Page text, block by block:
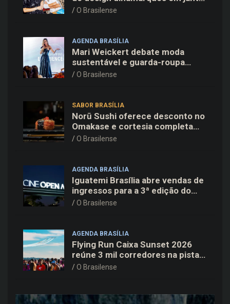
exclusivo no restaurante Daphne
O Brasilense
AGENDA BRASÍLIA
Mari Weickert debate moda
sustentável e guarda-roupa
inteligente no ParkShopping
O Brasilense
SABOR BRASÍLIA
Norū Sushi oferece desconto no
Omakase e cortesia completa
para os pais neste domingo
O Brasilense
AGENDA BRASÍLIA
Iguatemi Brasília abre vendas de
ingressos para a 3ª edição do
Cine Open Air
O Brasilense
AGENDA BRASÍLIA
Flying Run Caixa Sunset 2026
reúne 3 mil corredores na pista
do Aeroporto de Brasília neste
O Brasilense